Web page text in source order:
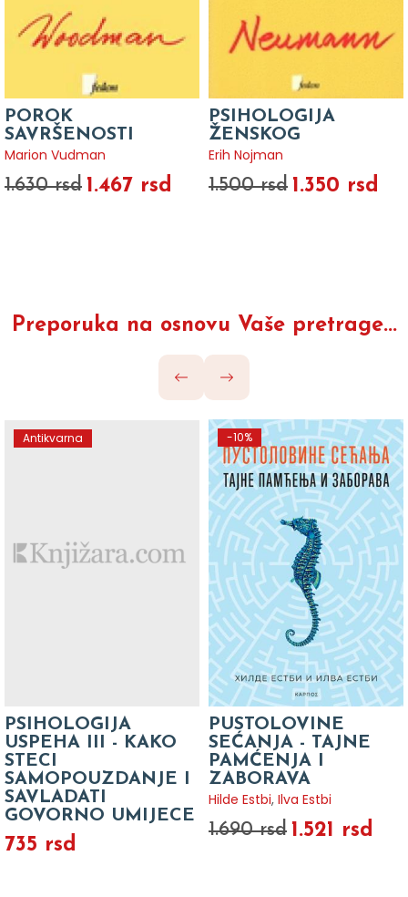
POROK
SAVRŠENOSTI
Marion Vudman
1.630 rsd 1.467 rsd
PSIHOLOGIJA
ŽENSKOG
Erih Nojman
1.500 rsd 1.350 rsd
Preporuka na osnovu Vaše pretrage...
Antikvarna
PSIHOLOGIJA
USPEHA III - KAKO
STECI
SAMOPOUZDANJE I
SAVLADATI
GOVORNO UMIJECE
735 rsd
-10%
PUSTOLOVINE
SEĆANJA - TAJNE
PAMĆENJA I
ZABORAVA
Hilde Estbi, Ilva Estbi
1.690 rsd 1.521 rsd